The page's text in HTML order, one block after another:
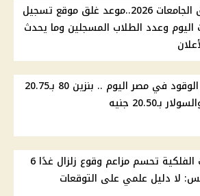
تنسيق الجامعات 2026..موعد غلق موقع تسجيل
اليوم وعدد الطلاب المسجلين وما يحدث
أسعار الوقود في مصر اليوم .. بنزين 80 بـ20.75
بـ20.50 جنيه
البحوث الفلكية تحسم مزاعم وقوع زلزال غدًا 6
لا دليل علمي على التوقعات